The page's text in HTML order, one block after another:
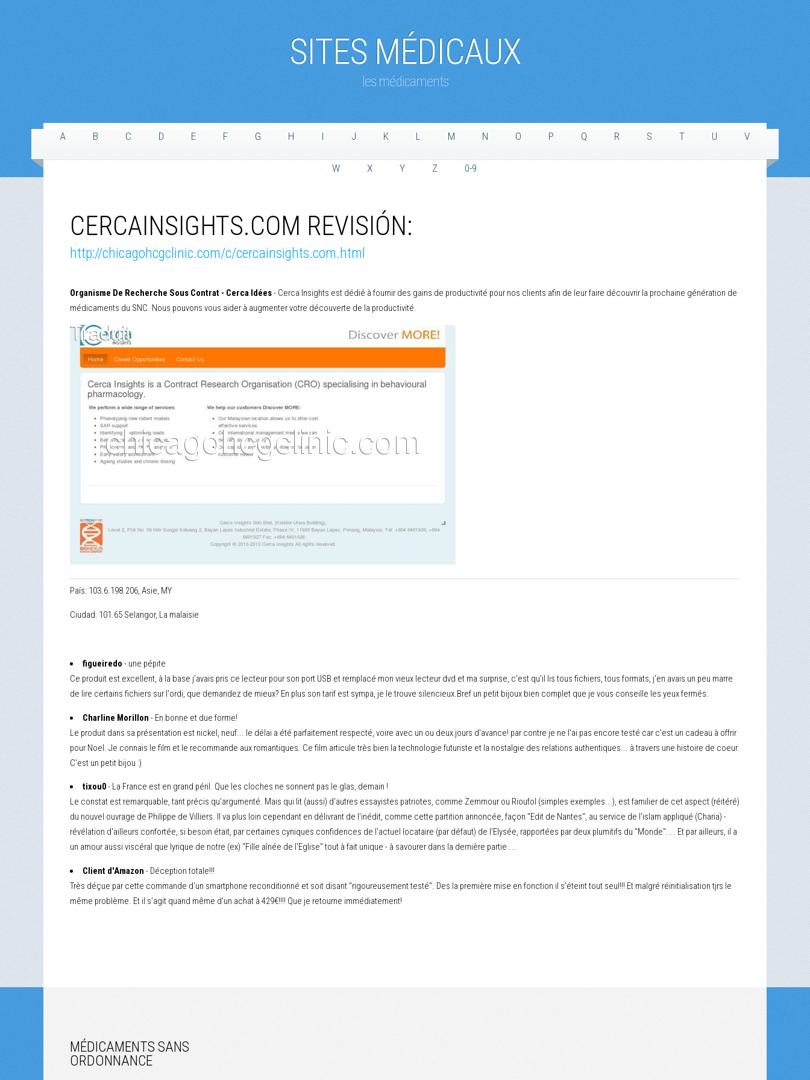
SITES MÉDICAUX
les médicaments
A B C D E F G H I J K L M N O P Q R S T U V
W X Y Z 0-9
CERCAINSIGHTS.COM REVISIÓN:
http://chicagohcgclinic.com/c/cercainsights.com.html
Organisme De Recherche Sous Contrat - Cerca Idées- Cerca Insights est dédié à fournir des gains de productivité pour nos clients afin de leur faire découvrir la prochaine génération de
médicaments du SNC. Nous pouvons vous aider à augmenter votre découverte de la productivité.
País: 103.6.198.206, Asie, MY
Ciudad: 101.65 Selangor, La malaisie
figueiredo - une pépite
Ce produit est excellent, à la base j'avais pris ce lecteur pour son port USB et remplacé mon vieux lecteur dvd et ma surprise, c'est qu'il lis tous fichiers, tous formats, j'en avais un peu marre
de lire certains fichiers sur l'ordi, que demandez de mieux? En plus son tarif est sympa, je le trouve silencieux.Bref un petit bijoux bien complet que je vous conseille les yeux fermés.
Charline Morillon - En bonne et due forme!
Le produit dans sa présentation est nickel, neuf... le délai a été parfaitement respecté, voire avec un ou deux jours d'avance! par contre je ne l'ai pas encore testé car c'est un cadeau à offrir
pour Noel. Je connais le film et le recommande aux romantiques. Ce film articule très bien la technologie futuriste et la nostalgie des relations authentiques... à travers une histoire de coeur.
C'est un petit bijou :)
tixou0- La France est en grand péril. Que les cloches ne sonnent pas le glas, demain !
Le constat est remarquable, tant précis qu'argumenté. Mais qui lit (aussi) d'autres essayistes patriotes, comme Zemmour ou Rioufol (simples exemples...), est familier de cet aspect (réitéré)
du nouvel ouvrage de Philippe de Villiers. Il va plus loin cependant en délivrant de l'inédit, comme cette partition annoncée, façon "Edit de Nantes", au service de l'islam appliqué (Charia) -
révélation d'ailleurs confortée, si besoin était, par certaines cyniques confidences de l'actuel locataire (par défaut) de l'Elysée, rapportées par deux plumitifs du "Monde".... Et par ailleurs, il a
un amour aussi viscéral que lyrique de notre (ex) "Fille aînée de l'Eglise" tout à fait unique - à savourer dans la dernière partie....
Client d'Amazon - Déception totale!!!
Très déçue par cette commande d'un smartphone reconditionné et soit disant "rigoureusement testé". Des la première mise en fonction il s'éteint tout seul!!! Et malgré réinitialisation tjrs le
même problème. Et il s'agit quand même d'un achat à 429€!!!! Que je retourne immédiatement!
MÉDICAMENTS SANS
ORDONNANCE